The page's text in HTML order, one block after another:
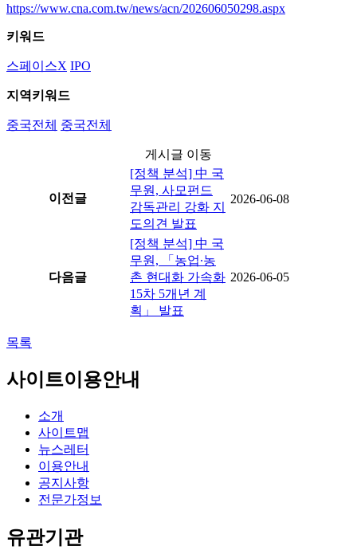
https://www.cna.com.tw/news/acn/202606050298.aspx
키워드
스페이스X IPO
지역키워드
중국전체 중국전체
게시글 이동
이전글
[정책 분석] 中 국
무원, 사모펀드
감독관리 강화 지
도의견 발표
2026-06-08
다음글
[정책 분석] 中 국
무원, 「농업∙농
촌 현대화 가속화
15차 5개년 계
획」 발표
2026-06-05
목록
사이트이용안내
소개
사이트맵
뉴스레터
이용안내
공지사항
전문가정보
유관기관